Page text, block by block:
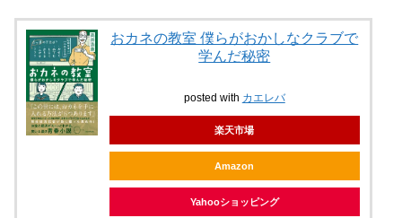
おカネの教室 僕らがおかしなクラブで
学んだ秘密
posted with カエレバ
楽天市場
Amazon
Yahooショッピング